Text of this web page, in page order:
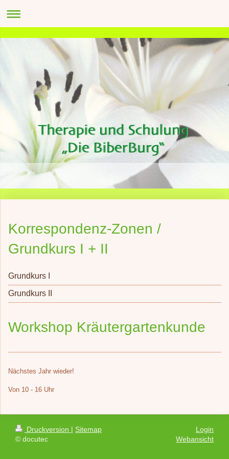
Korrespondenz-Zonen /
Grundkurs I + II
Grundkurs I
Grundkurs II
Workshop Kräutergartenkunde
Nächstes Jahr wieder!
Von 10 - 16 Uhr
Druckversion | Sitemap
© docutec
Login
Webansicht